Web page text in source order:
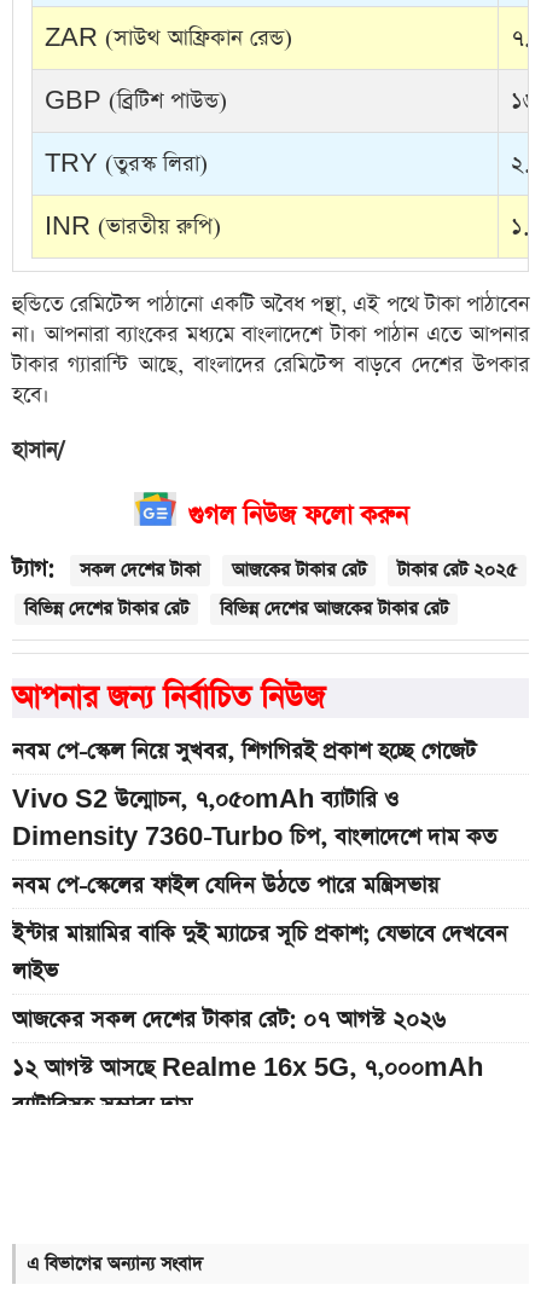
ZAR (সাউথ আফ্রিকান রেন্ড)
GBP (ব্রিটিশ পাউন্ড)
TRY (তুরস্ক লিরা)
INR (ভারতীয় রুপি)
হুন্ডিতে রেমিটেন্স পাঠানো একটি অবৈধ পন্থা, এই পথে টাকা পাঠাবেন
না। আপনারা ব্যাংকের মধ্যমে বাংলাদেশে টাকা পাঠান এতে আপনার
টাকার গ্যারান্টি আছে, বাংলাদের রেমিটেন্স বাড়বে দেশের উপকার
হবে।
হাসান/
গুগল নিউজ ফলো করুন
ট্যাগ: সকল দেশের টাকা আজকের টাকার রেট
টাকার রেট ২০২৫
বিভিন্ন দেশের টাকার রেট
বিভিন্ন দেশের আজকের টাকার রেট
আপনার জন্য নির্বাচিত নিউজ
নবম পে-স্কেল নিয়ে সুখবর, শিগগিরই প্রকাশ হচ্ছে গেজেট
Vivo S2 উন্মোচন, ৭,০৫০mAh ব্যাটারি ও
Dimensity 7360-Turbo চিপ, বাংলাদেশে দাম কত
নবম পে-স্কেলের ফাইল যেদিন উঠতে পারে মন্ত্রিসভায়
ইন্টার মায়ামির বাকি দুই ম্যাচের সূচি প্রকাশ; যেভাবে দেখবেন
লাইভ
আজকের সকল দেশের টাকার রেট: ০৭ আগস্ট ২০২৬
১২ আগস্ট আসছে Realme 16x 5G, ৭,০০০mAh
ব্যাটারিসহ সম্ভাব্য দাম
সরকারি কর্মচারীদের বেতন-গ্রেড নিয়ে নতুন বার্তা
আজকের স্বর্ণের বাজারদর: ০৭ আগস্ট ২০২৬
এ বিভাগের অন্যান্য সংবাদ